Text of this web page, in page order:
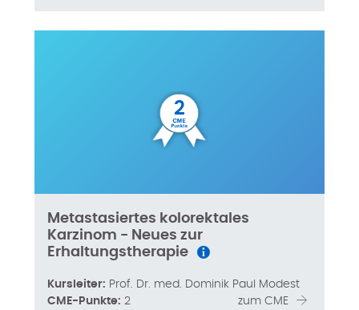
2
Metastasiertes kolorektales
Karzinom - Neues zur
Erhaltungstherapie
Kursleiter: Prof. Dr. med. Dominik Paul Modest
CME-Punkte: 2 zum CME